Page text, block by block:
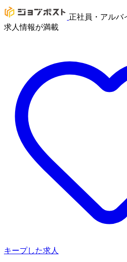
正社員・アルバ
求人情報が満載
キープした求人